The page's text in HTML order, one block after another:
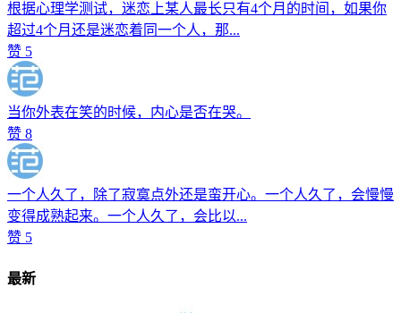
根据心理学测试，迷恋上某人最长只有4个月的时间，如果你
超过4个月还是迷恋着同一个人，那...
赞 5
当你外表在笑的时候，内心是否在哭。
赞 8
一个人久了，除了寂寞点外还是蛮开心。一个人久了，会慢慢
变得成熟起来。一个人久了，会比以...
赞 5
最新